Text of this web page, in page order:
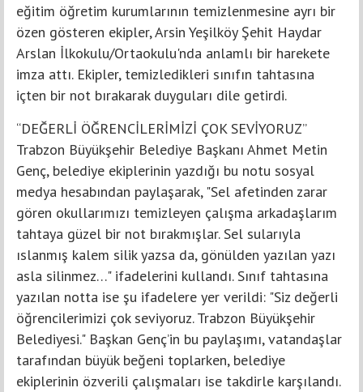
eğitim öğretim kurumlarının temizlenmesine ayrı bir
özen gösteren ekipler, Arsin Yeşilköy Şehit Haydar
Arslan İlkokulu/Ortaokulu'nda anlamlı bir harekete
imza attı. Ekipler, temizledikleri sınıfın tahtasına
içten bir not bırakarak duyguları dile getirdi.
“DEĞERLİ ÖĞRENCİLERİMİZİ ÇOK SEVİYORUZ”
Trabzon Büyükşehir Belediye Başkanı Ahmet Metin
Genç, belediye ekiplerinin yazdığı bu notu sosyal
medya hesabından paylaşarak, "Sel afetinden zarar
gören okullarımızı temizleyen çalışma arkadaşlarım
tahtaya güzel bir not bırakmışlar. Sel sularıyla
ıslanmış kalem silik yazsa da, gönülden yazılan yazı
asla silinmez…" ifadelerini kullandı. Sınıf tahtasına
yazılan notta ise şu ifadelere yer verildi: "Siz değerli
öğrencilerimizi çok seviyoruz. Trabzon Büyükşehir
Belediyesi." Başkan Genç’in bu paylaşımı, vatandaşlar
tarafından büyük beğeni toplarken, belediye
ekiplerinin özverili çalışmaları ise takdirle karşılandı.